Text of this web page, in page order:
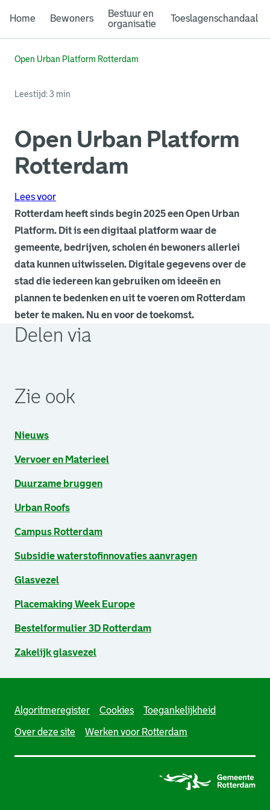
Home Bewoners
Bestuur en
organisatie
Toeslagenschandaal
Open Urban Platform Rotterdam
Leestijd: 3 min
Open Urban Platform
Rotterdam
Lees voor
Rotterdam heeft sinds begin 2025 een Open Urban
Platform. Dit is een digitaal platform waar de
gemeente, bedrijven, scholen én bewoners allerlei
data kunnen uitwisselen. Digitale gegevens over de
stad die iedereen kan gebruiken om ideeën en
plannen te bedenken en uit te voeren om Rotterdam
beter te maken. Nu en voor de toekomst.
Delen via
Zie ook
Nieuws
Vervoer en Materieel
Duurzame bruggen
Urban Roofs
Campus Rotterdam
Subsidie waterstofinnovaties aanvragen
Glasvezel
Placemaking Week Europe
Bestelformulier 3D Rotterdam
Zakelijk glasvezel
Algoritmeregister Cookies Toegankelijkheid
Over deze site Werken voor Rotterdam